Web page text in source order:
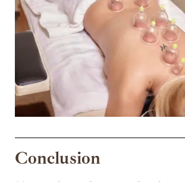
Conclusion